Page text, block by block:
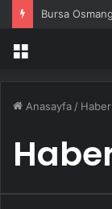
Bursa
Menü
Anasayfa / Haber